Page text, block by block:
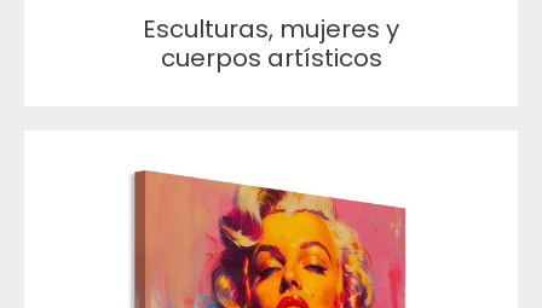
Esculturas, mujeres y
cuerpos artísticos